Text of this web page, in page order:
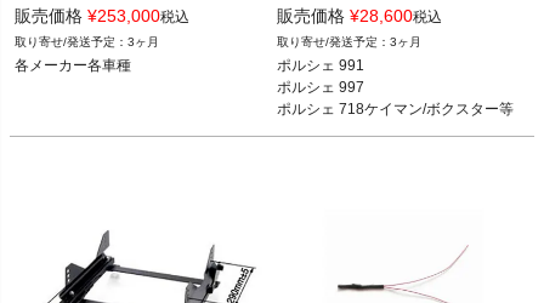
ブラック品番：H01BBR
各メーカー各車種
販売価格 ¥253,000税込
3ヶ月
各メーカー各車種
メーカー品番：G019FO
各メーカー各車種
販売価格 ¥28,600税込
3ヶ月
ポルシェ 991
ポルシェ 997
ポルシェ 718ケイマン/ボクスター等